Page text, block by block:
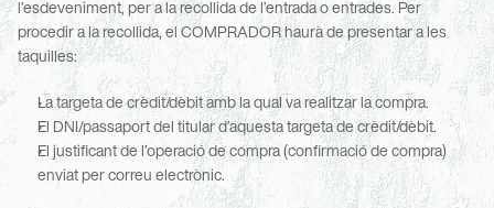
l’esdeveniment, per a la recollida de l’entrada o entrades. Per
procedir a la recollida, el COMPRADOR haurà de presentar a les
taquilles:
La targeta de crèdit/dèbit amb la qual va realitzar la compra.
El DNI/passaport del titular d’aquesta targeta de crèdit/dèbit.
El justificant de l’operació de compra (confirmació de compra)
enviat per correu electrònic.